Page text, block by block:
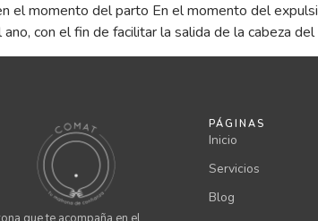
el momento del parto En el momento del
ano, con el fin de facilitar la salida de la cabeza
PÁGINAS
Inicio
Servicios
Blog